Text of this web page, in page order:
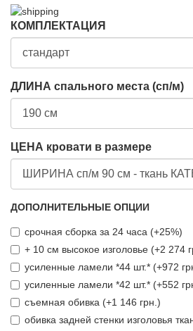
КОМПЛЕКТАЦИЯ
ДЛИНА спального места (сп/м)
ЦЕНА кровати в размере
ДОПОЛНИТЕЛЬНЫЕ ОПЦИИ
срочная сборка за 24 часа (+25%)
+ 10 см высокое изголовье (+2 274
усиленные ламели *44 шт.* (+972
усиленные ламели *42 шт.* (+552
съемная обивка (+1 146 грн.)
обивка задней стенки изголовья